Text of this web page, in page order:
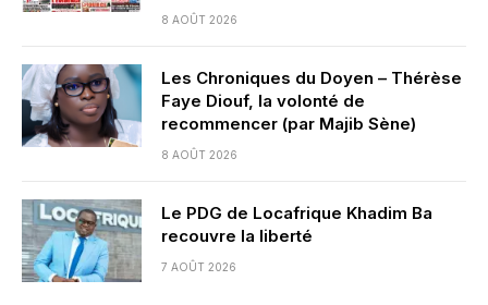
8 AOÛT 2026
Les Chroniques du Doyen – Thérèse
Faye Diouf, la volonté de
recommencer (par Majib Sène)
8 AOÛT 2026
Le PDG de Locafrique Khadim Ba
recouvre la liberté
7 AOÛT 2026